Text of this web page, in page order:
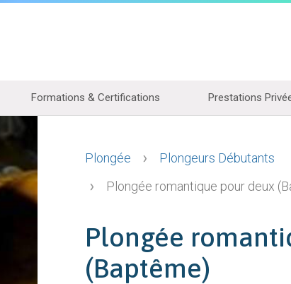
Formations & Certifications Prestations
Plongée
Plongeurs Débutants
Plongée romantique pour deux
Plongée
(Baptême)